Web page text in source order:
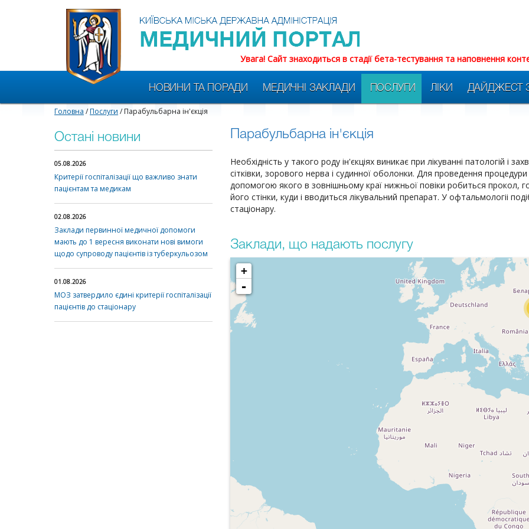
Увага! Сайт знаходиться в стадії бета-тестування та наповнення
НОВИНИ ТА ПОРАДИ МЕДИЧНІ ЗАКЛАДИ ПОСЛУГИ ЛІКИ ДАЙДЖЕСТ
Головна /Послуги / Парабульбарна ін'єкція
Остані новини
05.08.2026
Критерії госпіталізації що важливо знати
пацієнтам та медикам
02.08.2026
Заклади первинної медичної допомоги
мають до 1 вересня виконати нові вимоги
щодо супроводу пацієнтів із туберкульозом
01.08.2026
МОЗ затвердило єдині критерії госпіталізації
пацієнтів до стаціонару
Парабульбарна ін'єкція
Необхідність у такого роду ін'єкціях виникає при лікуванні патологій і
сітківки, зорового нерва і судинної оболонки. Для проведення
допомогою якого в зовнішньому краї нижньої повіки робиться прокол,
його стінки, куди і вводиться лікувальний препарат. У офтальмологіі
стаціонару.
Заклади, що надають послугу
+
-